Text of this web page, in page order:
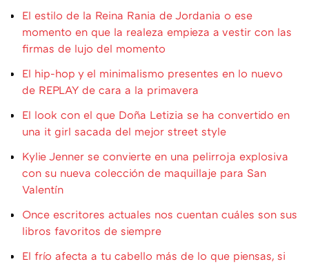
El estilo de la Reina Rania de Jordania o ese
momento en que la realeza empieza a vestir con las
firmas de lujo del momento
El hip-hop y el minimalismo presentes en lo nuevo
de REPLAY de cara a la primavera
El look con el que Doña Letizia se ha convertido en
una it girl sacada del mejor street style
Kylie Jenner se convierte en una pelirroja explosiva
con su nueva colección de maquillaje para San
Valentín
Once escritores actuales nos cuentan cuáles son sus
libros favoritos de siempre
El frío afecta a tu cabello más de lo que piensas, si